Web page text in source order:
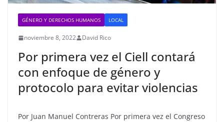
GÉNERO Y DERECHOS HUMANOS LOCAL
noviembre 8, 2022 David Rico
Por primera vez el Ciell contará
con enfoque de género y
protocolo para evitar violencias
Por Juan Manuel Contreras Por primera vez el Congreso